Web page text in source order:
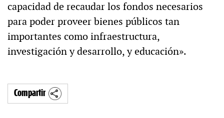
capacidad de recaudar los fondos necesarios
para poder proveer bienes públicos tan
importantes como infraestructura,
investigación y desarrollo, y educación».
Compartir